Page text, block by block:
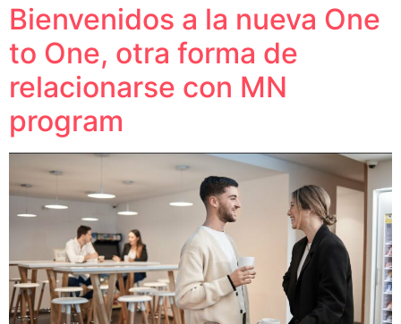
Bienvenidos a la nueva One
to One, otra forma de
relacionarse con MN
program